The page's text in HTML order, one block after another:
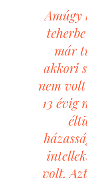
Amúgy
már
akkori
nem
13 évig
volt.